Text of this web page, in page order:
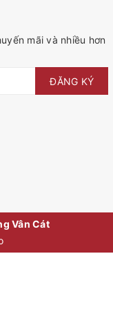
mãi và nhiều hơn
ĐĂNG KÝ
Vân Cát